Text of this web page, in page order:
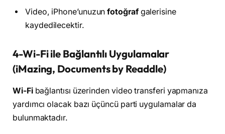
Video, iPhone’unuzunfotoğraf galerisine
kaydedilecektir.
4-Wi-Fi ile Bağlantılı Uygulamalar
(iMazing, Documents by Readdle)
Wi-Fibağlantısı üzerinden video transferi yapmanıza
yardımcı olacak bazı üçüncü parti uygulamalar da
bulunmaktadır.